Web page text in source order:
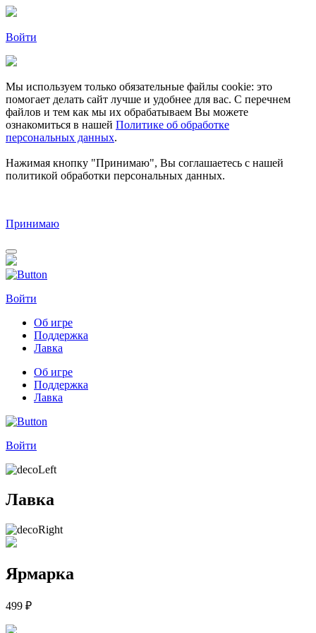
Войти
Мы используем только обязательные файлы cookie: это
помогает делать сайт лучше и удобнее для вас. С перечнем
файлов и тем как мы их обрабатываем Вы можете
ознакомиться в нашей Политике об обработке
персональных данных.
Нажимая кнопку "Принимаю", Вы соглашаетесь с нашей
политикой обработки персональных данных.
Принимаю
Войти
Об игре
Поддержка
Лавка
Об игре
Поддержка
Лавка
Войти
Лавка
Ярмарка
499 ₽